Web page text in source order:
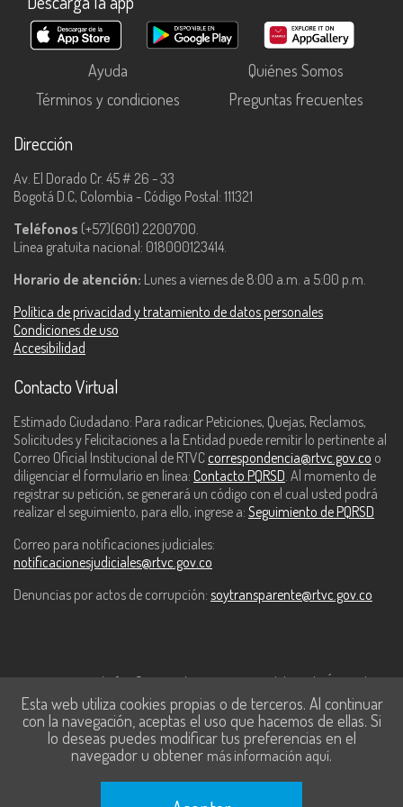
Ayuda
Quiénes Somos
Términos y condiciones
Preguntas frecuentes
Dirección
Av. El Dorado Cr. 45 # 26 - 33
Bogotá D.C, Colombia - Código Postal: 111321
Teléfonos (+57)(601) 2200700.
Línea gratuita nacional: 018000123414.
Horario de atención: Lunes a viernes de 8:00 a.m. a 5:00 p.m.
Política de privacidad y tratamiento de datos personales
Condiciones de uso
Accesibilidad
Contacto Virtual
Estimado Ciudadano: Para radicar Peticiones, Quejas, Reclamos,
Solicitudes y Felicitaciones a la Entidad puede remitir lo pertinente al
Correo Oficial Institucional de RTVC correspondencia@rtvc.gov.co o
diligenciar el formulario en línea: Contacto PQRSD. Al momento de
registrar su petición, se generará un código con el cual usted podrá
realizar el seguimiento, para ello, ingrese a: Seguimiento de PQRSD
Correo para notificaciones judiciales:
notificacionesjudiciales@rtvc.gov.co
Denuncias por actos de corrupción: soytransparente@rtvc.gov.co
Este contenido fue financiado con recursos del Fondo Único de
Tecnologías de la Información y las Comunicaciones de MinTic.
Esta web utiliza cookies propias o de terceros. Al continuar
con la navegación, aceptas el uso que hacemos de ellas. Si
lo deseas puedes modificar tus preferencias en el
navegador u obtener más información aquí.